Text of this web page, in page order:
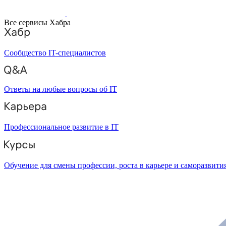
Все сервисы Хабра
Сообщество IT-специалистов
Ответы на любые вопросы об IT
Профессиональное развитие в IT
Обучение для смены профессии, роста в карьере и